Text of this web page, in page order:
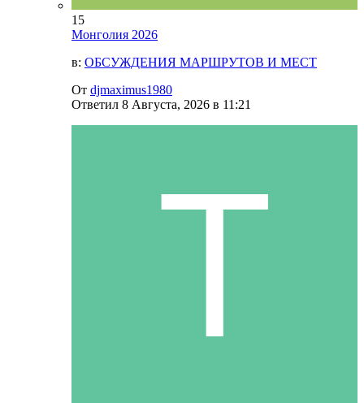
15
Монголия 2026
в: ОБСУЖДЕНИЯ МАРШРУТОВ И МЕСТ
От djmaximus1980
Ответил 8 Августа, 2026 в 11:21